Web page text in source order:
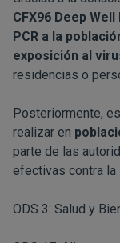
CFX96 Deep Well
PCR a la
exposición al
residencias o
Posteriormente,
realizar en
parte de las
efectivas contra la
ODS 3: Salud y